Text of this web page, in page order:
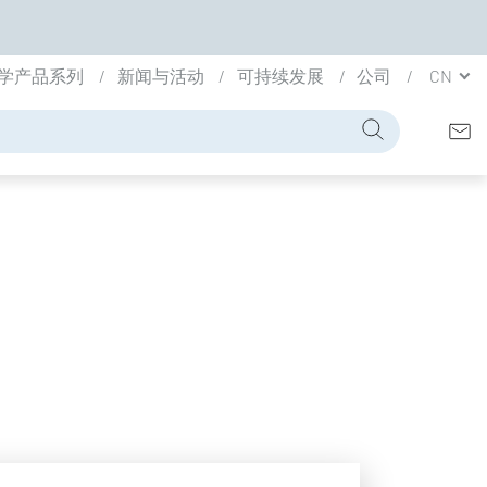
产品系列 新闻与活动 可持续发展 公司 CN